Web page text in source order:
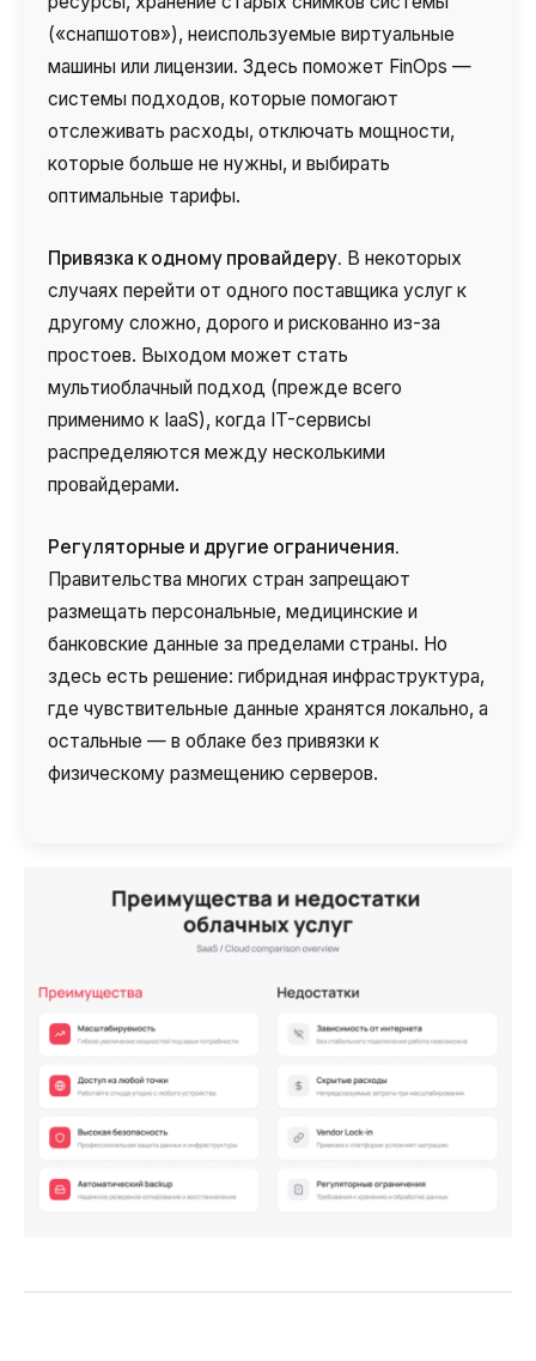
(«снапшотов»), неиспользуемые виртуальные
машины или лицензии. Здесь поможет FinOps —
системы подходов, которые помогают
отслеживать расходы, отключать мощности,
которые больше не нужны, и выбирать
оптимальные тарифы.
Привязка к одному провайдеру. В некоторых
случаях перейти от одного поставщика услуг к
другому сложно, дорого и рискованно из-за
простоев. Выходом может стать
мультиоблачный подход (прежде всего
применимо к IaaS), когда IT-сервисы
распределяются между несколькими
провайдерами.
Регуляторные и другие ограничения.
Правительства многих стран запрещают
размещать персональные, медицинские и
банковские данные за пределами страны. Но
здесь есть решение: гибридная инфраструктура,
где чувствительные данные хранятся локально, а
остальные — в облаке без привязки к
физическому размещению серверов.